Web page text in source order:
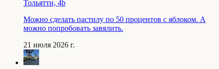
Тольятти, 4b
Можно сделать пастилу по 50 процентов с яблоком. А
можно попробовать завялить.
21 июля 2026 г.